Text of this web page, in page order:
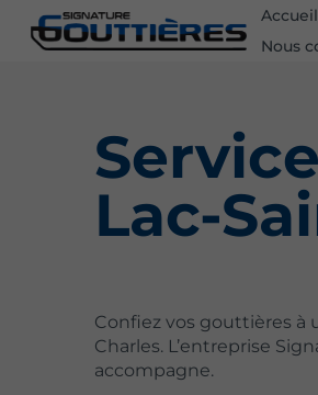
Accueil
Nous
Lac-
Confiez vos gouttières à
Charles. L’entreprise
accompagne.